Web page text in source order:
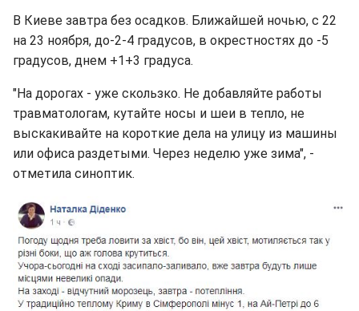
В Киеве завтра без осадков. Ближайшей ночью, с 22
на 23 ноября, до-2-4 градусов, в окрестностях до -5
градусов, днем +1+3 градуса.
"На дорогах - уже скользко. Не добавляйте работы
травматологам, кутайте носы и шеи в тепло, не
выскакивайте на короткие дела на улицу из машины
или офиса раздетыми. Через неделю уже зима", -
отметила синоптик.